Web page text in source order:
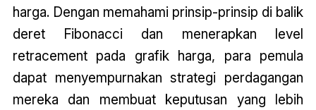
harga. Dengan memahami prinsip-prinsip di balik
deret Fibonacci dan menerapkan level
retracement pada grafik harga, para pemula
dapat menyempurnakan strategi perdagangan
mereka dan membuat keputusan yang lebih